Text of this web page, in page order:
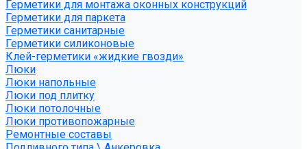
Герметики для монтажа оконных конструкций
Герметики для паркета
Герметики санитарные
Герметики силиконовые
Клей-герметики «жидкие гвозди»
Люки
Люки напольные
Люки под плитку
Люки потолочные
Люки противопожарные
Ремонтные составы